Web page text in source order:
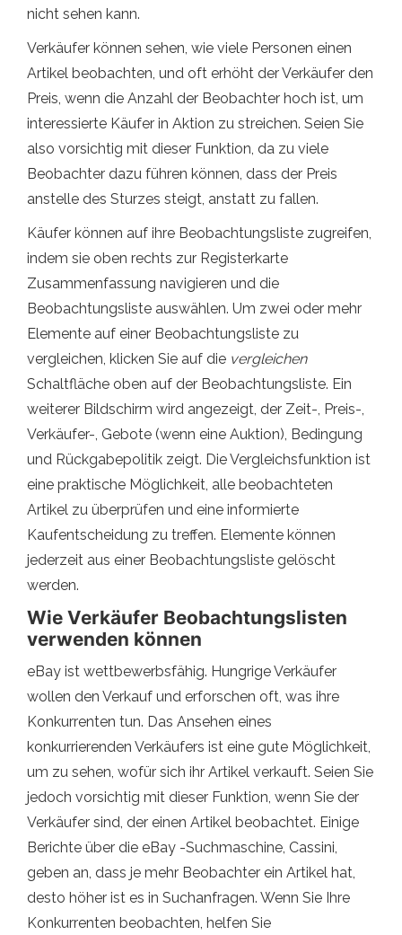
nicht sehen kann.
Verkäufer können sehen, wie viele Personen einen
Artikel beobachten, und oft erhöht der Verkäufer den
Preis, wenn die Anzahl der Beobachter hoch ist, um
interessierte Käufer in Aktion zu streichen. Seien Sie
also vorsichtig mit dieser Funktion, da zu viele
Beobachter dazu führen können, dass der Preis
anstelle des Sturzes steigt, anstatt zu fallen.
Käufer können auf ihre Beobachtungsliste zugreifen,
indem sie oben rechts zur Registerkarte
Zusammenfassung navigieren und die
Beobachtungsliste auswählen. Um zwei oder mehr
Elemente auf einer Beobachtungsliste zu
vergleichen, klicken Sie auf die vergleichen
Schaltfläche oben auf der Beobachtungsliste. Ein
weiterer Bildschirm wird angezeigt, der Zeit-, Preis-,
Verkäufer-, Gebote (wenn eine Auktion), Bedingung
und Rückgabepolitik zeigt. Die Vergleichsfunktion ist
eine praktische Möglichkeit, alle beobachteten
Artikel zu überprüfen und eine informierte
Kaufentscheidung zu treffen. Elemente können
jederzeit aus einer Beobachtungsliste gelöscht
werden.
Wie Verkäufer Beobachtungslisten
verwenden können
eBay ist wettbewerbsfähig. Hungrige Verkäufer
wollen den Verkauf und erforschen oft, was ihre
Konkurrenten tun. Das Ansehen eines
konkurrierenden Verkäufers ist eine gute Möglichkeit,
um zu sehen, wofür sich ihr Artikel verkauft. Seien Sie
jedoch vorsichtig mit dieser Funktion, wenn Sie der
Verkäufer sind, der einen Artikel beobachtet. Einige
Berichte über die eBay -Suchmaschine, Cassini,
geben an, dass je mehr Beobachter ein Artikel hat,
desto höher ist es in Suchanfragen. Wenn Sie Ihre
Konkurrenten beobachten, helfen Sie